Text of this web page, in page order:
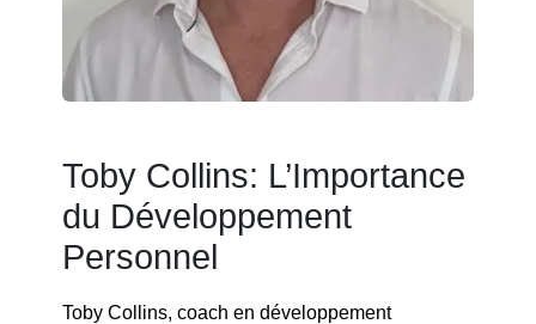
Toby Collins: L’Importance
du Développement
Personnel
Toby Collins, coach en développement